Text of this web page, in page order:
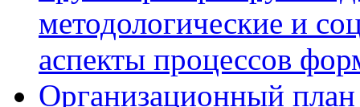
методологические и
аспекты процессов
Организационный